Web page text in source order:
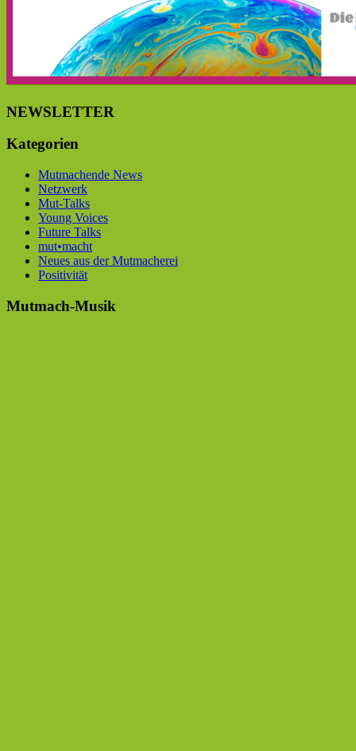
NEWSLETTER
Kategorien
Mutmachende News
Netzwerk
Mut-Talks
Young Voices
Future Talks
mut•macht
Neues aus der Mutmacherei
Positivität
Mutmach-Musik